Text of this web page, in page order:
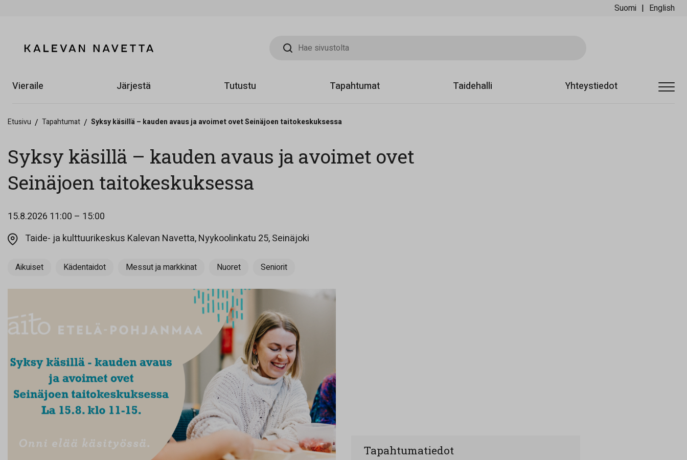
Suomi English
Hae sivustolta
Vieraile Järjestä Tutustu Tapahtumat Taidehalli Yhteystiedot
Etusivu / Tapahtumat / Syksy käsillä – kauden avaus ja avoimet ovet Seinäjoen taitokeskuksessa
Syksy käsillä – kauden avaus ja avoimet ovet
Seinäjoen taitokeskuksessa
15.8.2026 11:00 – 15:00
Taide- ja kulttuurikeskus Kalevan Navetta, Nyykoolinkatu 25, Seinäjoki
Aikuiset Kädentaidot Messut ja markkinat Nuoret Seniorit
Tapahtumatiedot